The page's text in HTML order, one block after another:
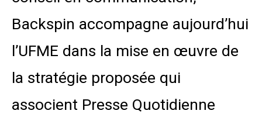
Backspin accompagne aujourd’hui
l’UFME dans la mise en œuvre de
la stratégie proposée qui
associent Presse Quotidienne